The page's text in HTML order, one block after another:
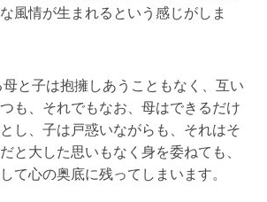
風情が生まれるという感じがしま
と子は抱擁しあうこともなく、互い
も、それでもなお、母はできるだけ
し、子は戸惑いながらも、それはそ
と大した思いもなく身を委ねても、
て心の奥底に残ってしまいます。